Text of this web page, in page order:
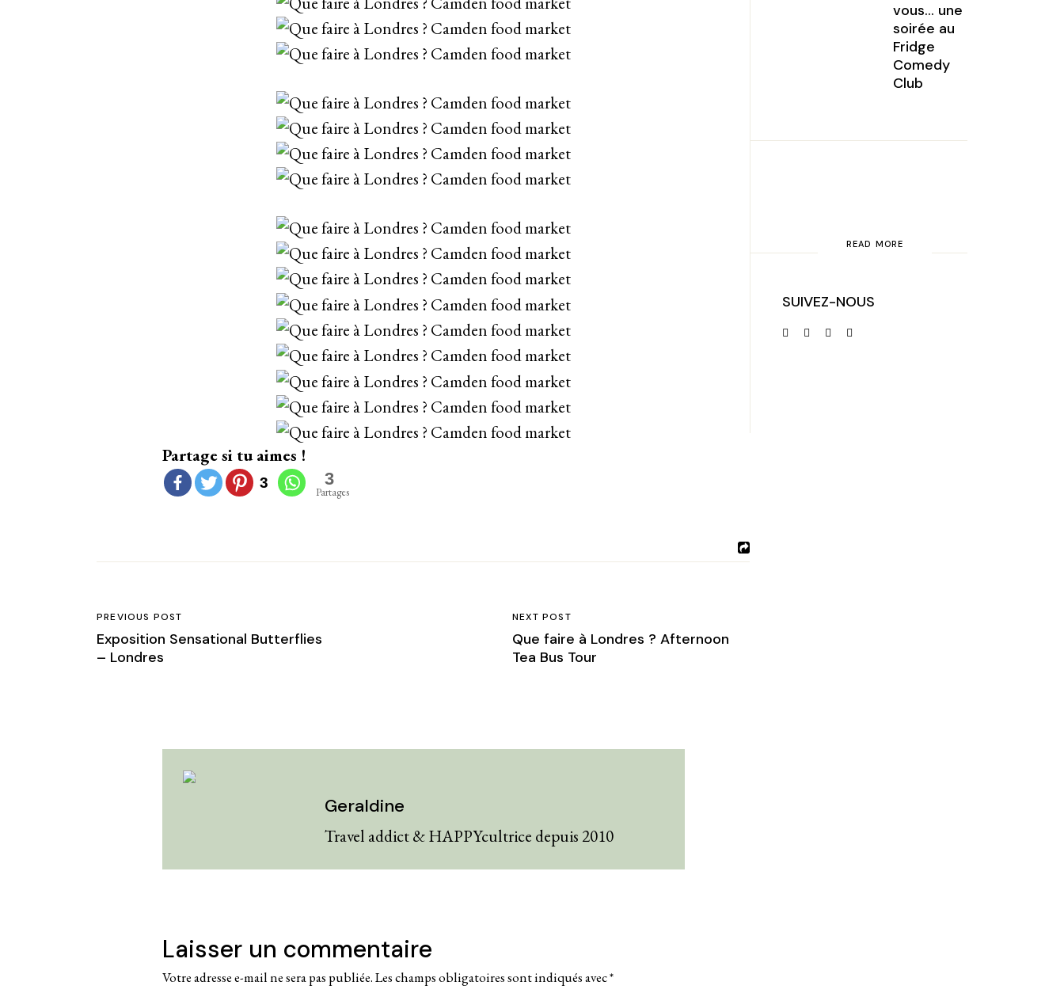
Partage si tu aimes !
3 3
Partages
PREVIOUS POST
Exposition Sensational Butterflies
– Londres
NEXT POST
Que faire à Londres ? Afternoon
Tea Bus Tour
Geraldine
Travel addict & HAPPYcultrice depuis 2010
Laisser un commentaire
Votre adresse e-mail ne sera pas publiée.Les champs obligatoires sont indiqués avec*
vous… une
soirée au
Fridge
Comedy
Club
READ MORE
SUIVEZ-NOUS